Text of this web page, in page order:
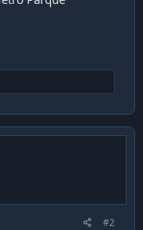
#2